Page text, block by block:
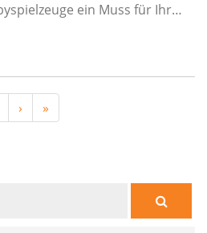
ein Muss für Ihr
Sie es uns gemeinsam
› »